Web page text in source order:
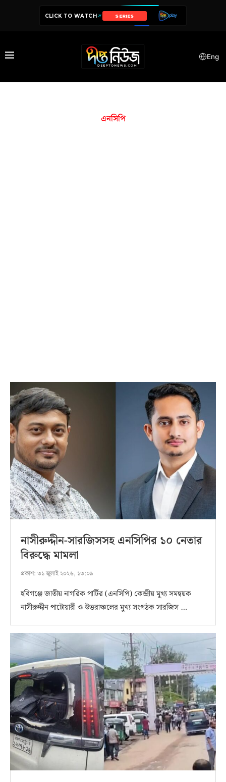
CLICK TO WATCH SERIES
Eng
এনসিপি
নাসীরুদ্দীন-সারজিসসহ এনসিপির ১০ নেতার
বিরুদ্ধে মামলা
প্রকাশ: ৩১ জুলাই ২০২৬, ১৩:০৯
হবিগঞ্জে জাতীয় নাগরিক পার্টির (এনসিপি) কেন্দ্রীয় মুখ্য সমন্বয়ক
নাসীরুদ্দীন পাটোয়ারী ও উত্তরাঞ্চলের মুখ্য সংগঠক সারজিস …